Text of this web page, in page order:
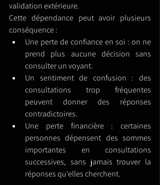
validation extérieure.
Cette dépendance peut avoir plusieurs
conséquence :
Une perte de confiance en soi : on ne
prend plus aucune décision sans
consulter un voyant.
Un sentiment de confusion : des
consultations trop fréquentes
peuvent donner des réponses
contradictoires.
Une perte financière : certaines
personnes dépensent des sommes
importantes en consultations
successives, sans jamais trouver la
réponses qu'elles cherchent.